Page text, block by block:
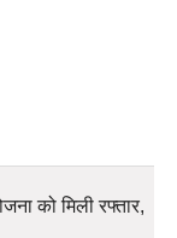
को मिली रफ्तार,